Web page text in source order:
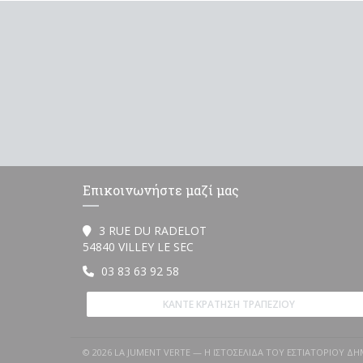
Επικοινωνήστε μαζί μας
3 RUE DU RADELOT
54840 VILLEY LE SEC
03 83 63 92 58
ΚΆΝΤΕ ΚΡΆΤΗΣΗ ΤΡΑΠΕΖΙΟΎ
© 2026 LA JUMENT VERTE — Η ΙΣΤΟΣΕΛΊΔΑ ΤΟΥ ΕΣΤΙΑΤΟΡΊΟΥ